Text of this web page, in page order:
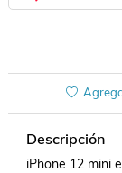
Descripción
iPhone 12 mini